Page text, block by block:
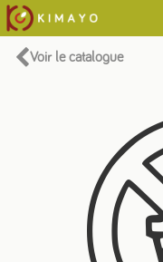
Voir le catalogue